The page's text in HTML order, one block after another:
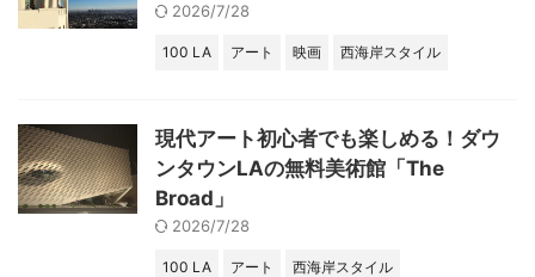
2026/7/28
100 LA アート 映画 西海岸スタイル
現代アート初心者でも楽しめる！ダウ
ンタウンLAの無料美術館「The
Broad」
2026/7/28
100 LA アート 西海岸スタイル